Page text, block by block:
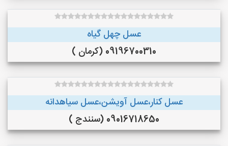
عسل چهل گیاه
09196700310 (کرمان )
عسل کنار،عسل آویشن،عسل سیاهدانه
09016718650 (سنندج )